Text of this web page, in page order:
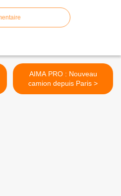
AIMA PRO : Nouveau
camion depuis Paris >